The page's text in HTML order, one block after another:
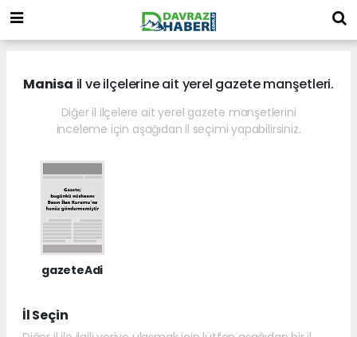
Manisa il ve ilçelerine ait yerel gazete manşetleri.
Diğer il ilçelere ait yerel gazete manşetlerini
inceleme için aşağıdan il seçimi yapabilirsiniz.
gazeteAdi
İl Seçin